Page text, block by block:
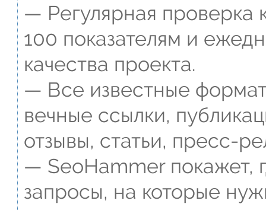
— Регулярная проверка
100 показателям и
качества проекта.
— Все известные
вечные ссылки,
отзывы, статьи, пресс-
— SeoHammer покажет,
запросы, на которые